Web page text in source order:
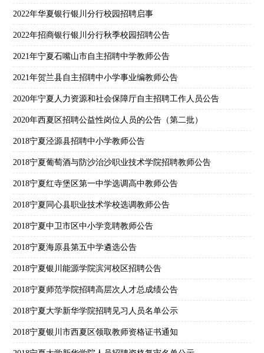
2022年华夏银行银川分行校园招聘启事
2022年招商银行银川分行秋季校园招聘公告
2021年宁夏石嘴山市自主招聘中学教师公告
2021年贺兰县自主招聘中小学事业编教师公告
2020年宁夏人力资源和社会保障厅自主招聘工作人员公告
2020年西夏区招聘公益性岗位人员的公告（第二批）
2018宁夏泾源县招聘中小学教师公告
2018宁夏葡萄酒与防沙治沙职业技术学院招聘教师公告
2018宁夏红寺堡区第一中学选调高中教师公告
2018宁夏同心县职业技术学校选调教师公告
2018宁夏中卫市区中小学竞聘教师公告
2018宁夏海原县第五中学遴选公告
2018宁夏银川能源学院滨河校区招聘公告
2018宁夏师范学院招聘高层次人才总成绩公告
2018宁夏大学新华学院招聘见习人员名单公示
2018宁夏银川市西夏区领取教师资格证书通知